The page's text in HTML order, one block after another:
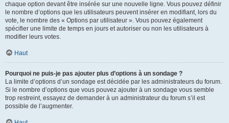
chaque option devant être insérée sur une nouvelle ligne. Vous pouvez définir
le nombre d’options que les utilisateurs peuvent insérer en modifiant, lors du
vote, le nombre des « Options par utilisateur ». Vous pouvez également
spécifier une limite de temps en jours et autoriser ou non les utilisateurs à
modifier leurs votes.
Haut
Pourquoi ne puis-je pas ajouter plus d’options à un sondage ?
La limite d’options d’un sondage est décidée par les administrateurs du forum.
Si le nombre d’options que vous pouvez ajouter à un sondage vous semble
trop restreint, essayez de demander à un administrateur du forum s’il est
possible de l’augmenter.